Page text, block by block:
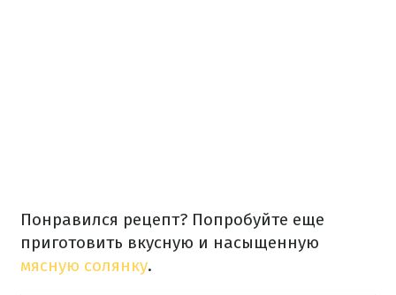
Понравился рецепт? Попробуйте еще
приготовить вкусную и насыщенную
мясную солянку.